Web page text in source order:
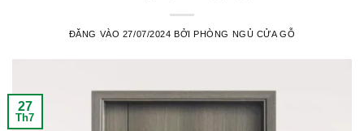
ĐĂNG VÀO 27/07/2024 BỞIPHÒNG NGỦ CỬA GỖ
27
Th7